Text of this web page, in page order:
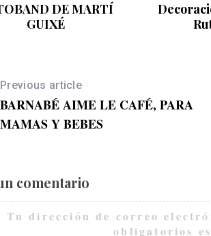
DE MARTÍ
GUIXÉ
Previous article
BARNABÉ AIME LE CAFÉ, PARA
MAMAS Y BEBES
comentario
Tu dirección de correo
obligatorios